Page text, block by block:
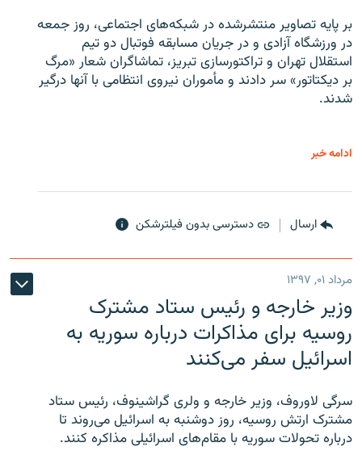
بر پایه تصاویر منتشرشده در شبکه‌های اجتماعی، روز جمعه
در ورزشگاه آزادی و در جریان مسابقه فوتبال دو تیم
استقلال تهران و تراکتورسازی تبریز، تماشاگران شعار «مرگ
بر دیکتاتور» سر دادند و مأموران نیروی انتظامی با آنها درگیر
شدند.
ادامه خبر
ارسال دسترسی بدون فیلترشکن
مرداد ۰۱, ۱۳۹۷
وزیر خارجه و رئیس‌ ستاد مشترک
روسیه برای مذاکرات درباره سوریه به
اسرائیل سفر می‌کنند
سرگی لاوروف، وزیر خارجه و ولری گراشینوف، رئیس ستاد
مشترک ارتش روسیه، روز دوشنبه به اسرائیل می‌روند تا
درباره تحولات سوریه با مقام‌های اسرائیلی مذاکره کنند.